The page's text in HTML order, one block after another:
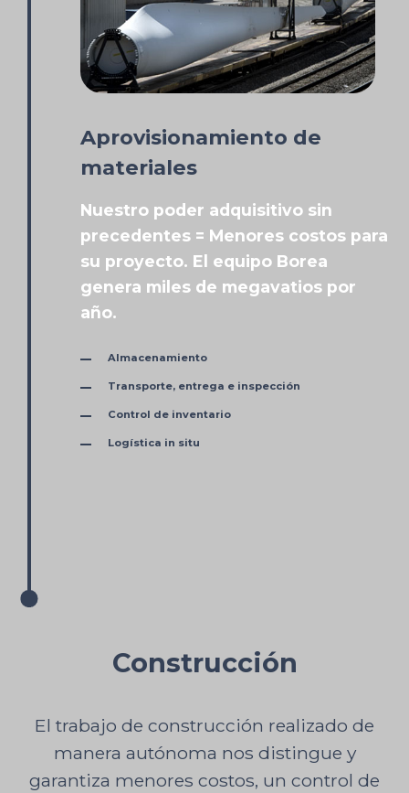
Aprovisionamiento de
materiales
Nuestro poder adquisitivo sin
precedentes = Menores costos para
su proyecto. El equipo Borea
genera miles de megavatios por
año.
Almacenamiento
Transporte, entrega e inspección
Control de inventario
Logística in situ
Construcción
El trabajo de construcción realizado de
manera autónoma nos distingue y
garantiza menores costos, un control de